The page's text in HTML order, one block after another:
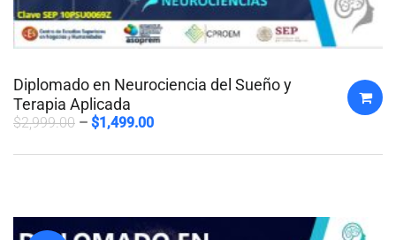
Diplomado en Neurociencia del Sueño y
Terapia Aplicada
$2,999.00 $1,499.00